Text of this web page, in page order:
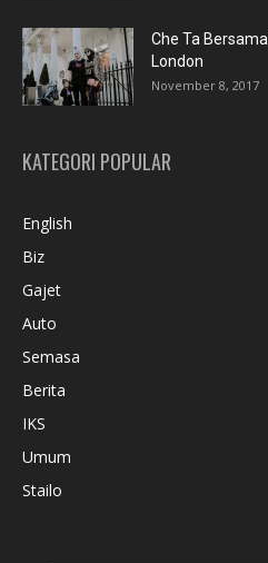
Che Ta
London
November 8, 2017
KATEGORI POPULAR
English
Biz
Gajet
Auto
Semasa
Berita
IKS
Umum
Stailo